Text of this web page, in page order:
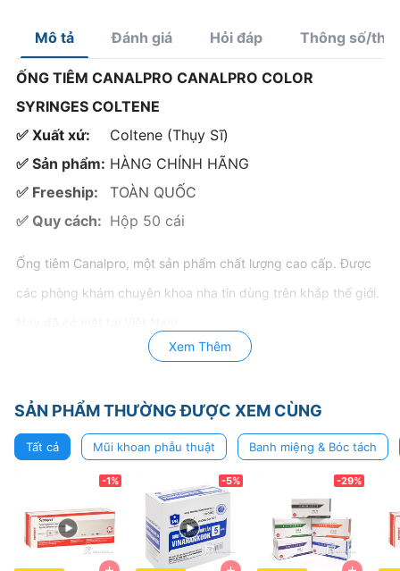
Mô tả Đánh giá Hỏi đáp Thông số/
ỐNG TIÊM CANALPRO CANALPRO COLOR
SYRINGES COLTENE
✅ Xuất xứ:
Coltene (Thụy Sĩ)
✅ Sản phẩm: HÀNG CHÍNH HÃNG
✅ Freeship:
TOÀN QUỐC
✅ Quy cách: Hộp 50 cái
Ống tiêm Canalpro, một sản phẩm chất lượng cao cấp. Được
các phòng khám chuyên khoa nha tin dùng trên khắp thế giới.
Với nhiều mẫu mã, giúp các nha sĩ dễ dàng phân biệt các loại
Xem Thêm
SẢN PHẨM THƯỜNG ĐƯỢC XEM CÙNG
Tất cả Mũi khoan phẫu thuật Banh miệng & Bóc tách
-1% -5% -29%